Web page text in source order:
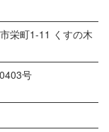
栄町1-11 くすの木
号